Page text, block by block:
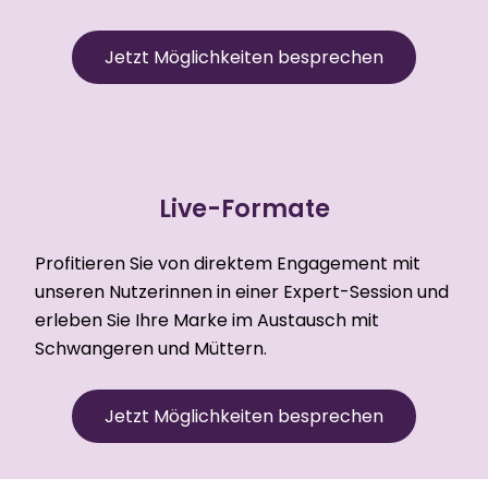
Jetzt Möglichkeiten besprechen
Live-Formate
Profitieren Sie von direktem Engagement mit
unseren Nutzerinnen in einer Expert-Session und
erleben Sie Ihre Marke im Austausch mit
Schwangeren und Müttern.
Jetzt Möglichkeiten besprechen